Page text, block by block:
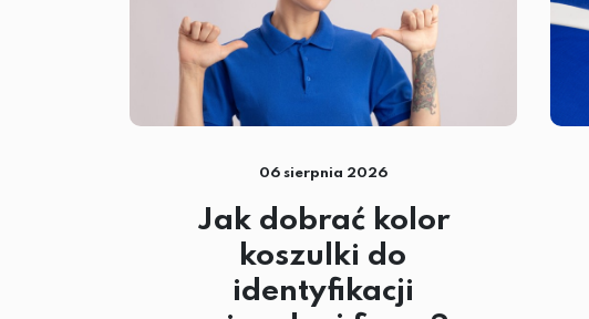
06 sierpnia 2026
Jak dobrać kolor
koszulki do
identyfikacji